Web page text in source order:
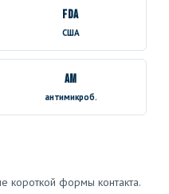
FDA
США
AM
антимикроб.
короткой формы контакта.